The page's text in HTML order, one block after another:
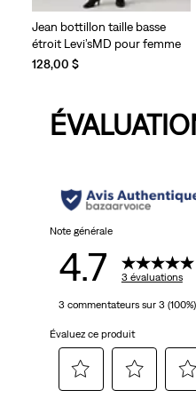
Jean bottillon taille basse
étroit Levi’sMD pour femme
128,00 $
Note générale
4.7 3 évaluations
3 commentateurs sur 3
Évaluez ce produit